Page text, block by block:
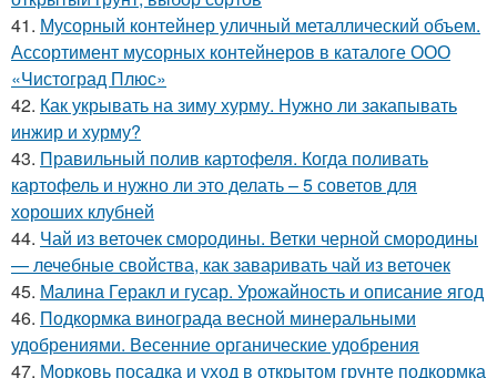
41. Мусорный контейнер уличный металлический объем.
Ассортимент мусорных контейнеров в каталоге ООО
«Чистоград Плюс»
42. Как укрывать на зиму хурму. Нужно ли закапывать
инжир и хурму?
43. Правильный полив картофеля. Когда поливать
картофель и нужно ли это делать – 5 советов для
хороших клубней
44. Чай из веточек смородины. Ветки черной смородины
— лечебные свойства, как заваривать чай из веточек
45. Малина Геракл и гусар. Урожайность и описание ягод
46. Подкормка винограда весной минеральными
удобрениями. Весенние органические удобрения
47. Морковь посадка и уход в открытом грунте подкормка